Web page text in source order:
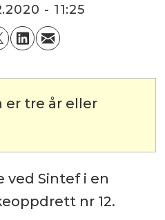
- 11:25
er tre år eller
ved Sintef i en
nr 12.